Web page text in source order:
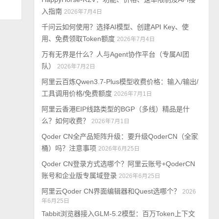
入指南 2026年7月4日
千问云如何使用？选择AI模型、创建API Key、使
用、免费领取Token额度 2026年7月4日
万有无界是什么？人与Agent协作平台（专属AI团
队）
2026年7月2日
阿里云百炼Qwen3.7-Plus模型收费价格：输入/输出/
工具调用价格/免费额度 2026年7月1日
阿里云香港EIP线路类型的BGP（多线）精品是什
么？如何收费？
2026年7月1日
Qoder CN全产品矩阵升级：要升级QoderCN（全家
桶）吗？注意事项 2026年6月25日
Qoder CN登录方式选哪个？阿里云账号+QoderCN
账号和企业版专属域登录 2026年6月25日
阿里云Qoder CN界面编辑器和Quest选哪个？
2026
年6月25日
Tabbit浏览器接入GLM-5.2模型：百万Token上下文